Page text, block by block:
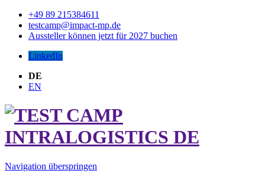
+49 89 215384611
testcamp@impact-mp.de
Aussteller können jetzt für 2027 buchen
LinkedIn
DE
EN
Navigation überspringen